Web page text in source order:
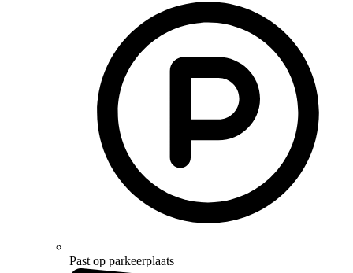
Past op parkeerplaats